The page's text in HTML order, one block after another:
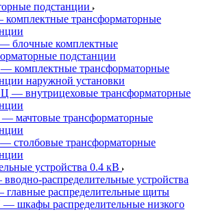
подстанции
трансформаторные
блочные комплектные
подстанции
комплектные трансформаторные
наружной установки
— внутрицеховые трансформаторные
мачтовые трансформаторные
столбовые трансформаторные
устройства 0.4 кВ
распределительные устройства
распределительные щиты
шкафы распределительные низкого